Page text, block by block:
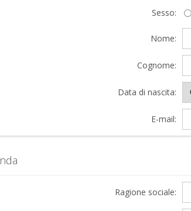
Sesso:
Nome:
Cognome:
Data di nascita:
E-mail:
Ragione sociale: